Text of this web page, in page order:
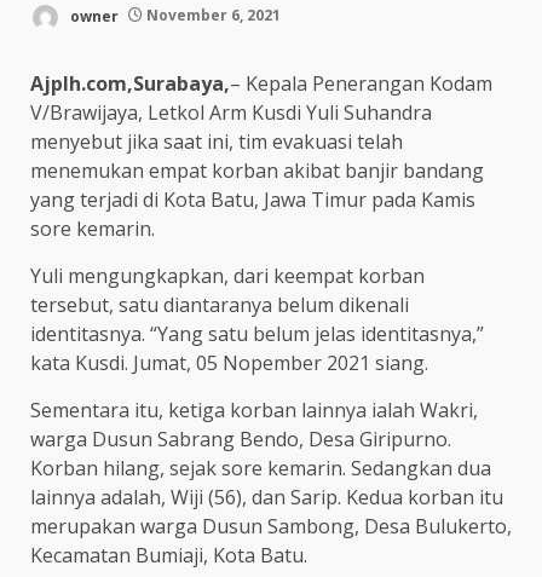
owner November 6, 2021
Ajplh.com,Surabaya,– Kepala Penerangan Kodam
V/Brawijaya, Letkol Arm Kusdi Yuli Suhandra
menyebut jika saat ini, tim evakuasi telah
menemukan empat korban akibat banjir bandang
yang terjadi di Kota Batu, Jawa Timur pada Kamis
sore kemarin.
Yuli mengungkapkan, dari keempat korban
tersebut, satu diantaranya belum dikenali
identitasnya. “Yang satu belum jelas identitasnya,”
kata Kusdi. Jumat, 05 Nopember 2021 siang.
Sementara itu, ketiga korban lainnya ialah Wakri,
warga Dusun Sabrang Bendo, Desa Giripurno.
Korban hilang, sejak sore kemarin. Sedangkan dua
lainnya adalah, Wiji (56), dan Sarip. Kedua korban itu
merupakan warga Dusun Sambong, Desa Bulukerto,
Kecamatan Bumiaji, Kota Batu.